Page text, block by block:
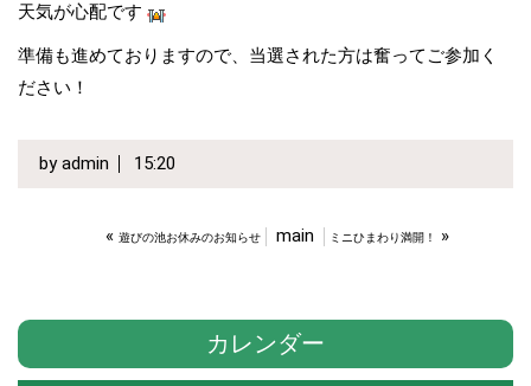
天気が心配です
準備も進めておりますので、当選された方は奮ってご参加く
ださい！
byadmin 15:20
« 遊びの池お休みのお知らせ main ミニひまわり満開！ »
カレンダー